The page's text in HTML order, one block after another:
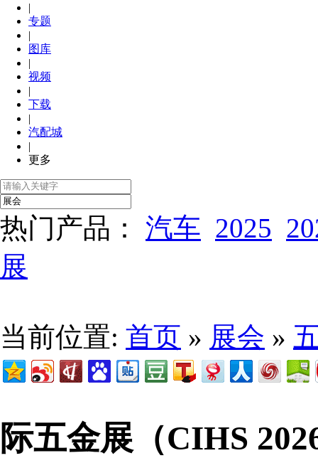
|
专题
|
图库
|
视频
|
下载
|
汽配城
|
更多
热门产品： 汽车 2025
展
当前位置: 首页 » 展会 »
际五金展（CIHS